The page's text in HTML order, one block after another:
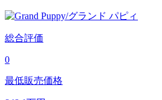
総合評価
0
最低販売価格